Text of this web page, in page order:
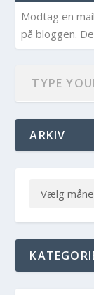
Modtag en
på bloggen.
ARKIV